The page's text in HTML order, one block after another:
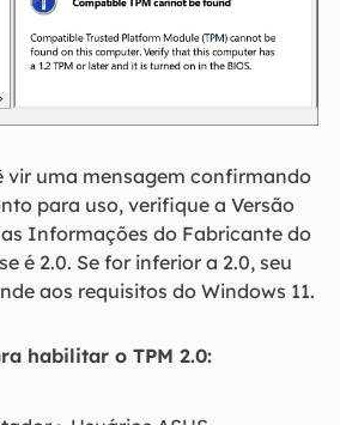
vir uma mensagem confirmando
para uso, verifique a Versão
Informações do Fabricante do
é 2.0. Se for inferior a 2.0, seu
aos requisitos do Windows 11.
habilitar o TPM 2.0: